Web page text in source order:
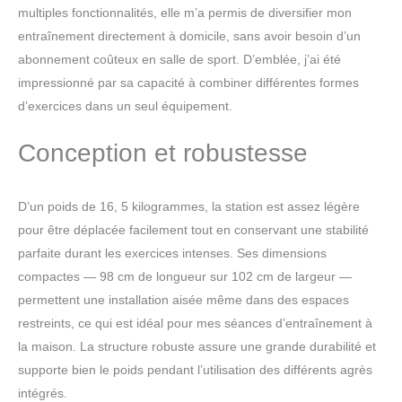
tractions en prise serrée pour développer vos
multiples fonctionnalités, elle m’a permis de diversifier mon
entraînement directement à domicile, sans avoir besoin d’un
abonnement coûteux en salle de sport. D’emblée, j’ai été
impressionné par sa capacité à combiner différentes formes
d’exercices dans un seul équipement.
Conception et robustesse
D’un poids de 16, 5 kilogrammes, la station est assez légère
pour être déplacée facilement tout en conservant une stabilité
parfaite durant les exercices intenses. Ses dimensions
compactes — 98 cm de longueur sur 102 cm de largeur —
permettent une installation aisée même dans des espaces
restreints, ce qui est idéal pour mes séances d’entraînement à
la maison. La structure robuste assure une grande durabilité et
supporte bien le poids pendant l’utilisation des différents agrès
intégrés.